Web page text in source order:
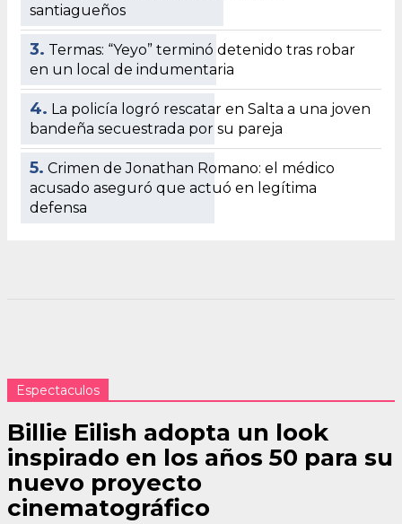
santiagueños
3. Termas: “Yeyo” terminó detenido tras robar
en un local de indumentaria
4. La policía logró rescatar en Salta a una joven
bandeña secuestrada por su pareja
5. Crimen de Jonathan Romano: el médico
acusado aseguró que actuó en legítima
defensa